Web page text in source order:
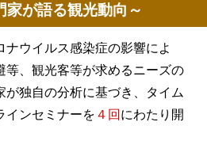
家が語る観光動向～
ウイルス感染症の影響によ
等、観光客等が求めるニーズの
が独自の分析に基づき、タイム
インセミナーを ４回 にわたり開